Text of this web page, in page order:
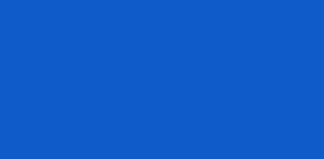
STUDIES, ANHUI NORMAL